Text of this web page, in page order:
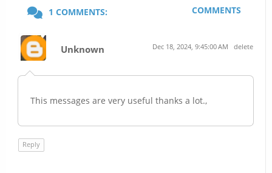
1 COMMENTS: COMMENTS
Unknown Dec 18, 2024, 9:45:00 AM delete
This messages are very useful thanks a lot.,
Reply